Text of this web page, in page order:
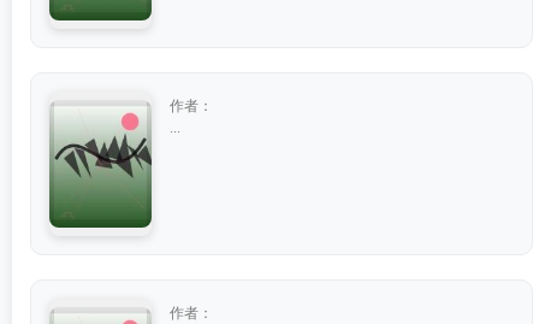
作者：
作者：